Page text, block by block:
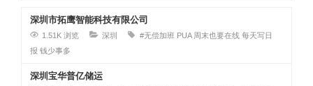
深圳市拓鹰智能科技有限公司
1.51K 浏览 深圳 #无偿加班 PUA 周末也要在线 每天写日
报 钱少事多
深圳宝华普亿储运